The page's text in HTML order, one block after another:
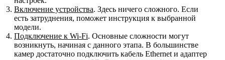
Включение устройства. Здесь ничего сложного. Если
есть затруднения, поможет инструкция к выбранной
модели.
Подключение к Wi-Fi. Основные сложности могут
возникнуть, начиная с данного этапа. В большинстве
камер достаточно подключить кабель Ethernet и адаптер